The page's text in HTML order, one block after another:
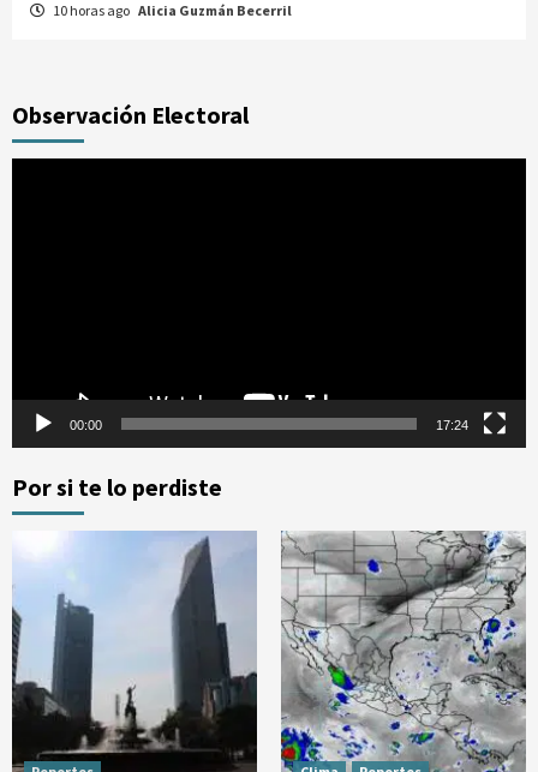
10 horas ago Alicia Guzmán Becerril
Observación Electoral
00:00 17:24
Por si te lo perdiste